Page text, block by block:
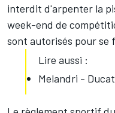
interdit d'arpenter la
week-end de
sont autorisés pour se
Lire aussi :
Melandri -